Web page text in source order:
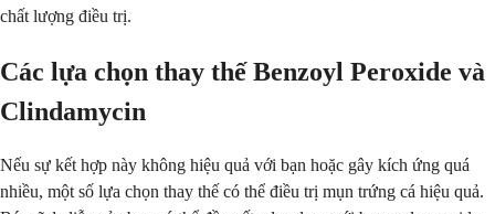
chất lượng điều trị.
Các lựa chọn thay thế Benzoyl Peroxide và
Clindamycin
Nếu sự kết hợp này không hiệu quả với bạn hoặc gây kích ứng quá
nhiều, một số lựa chọn thay thế có thể điều trị mụn trứng cá hiệu quả.